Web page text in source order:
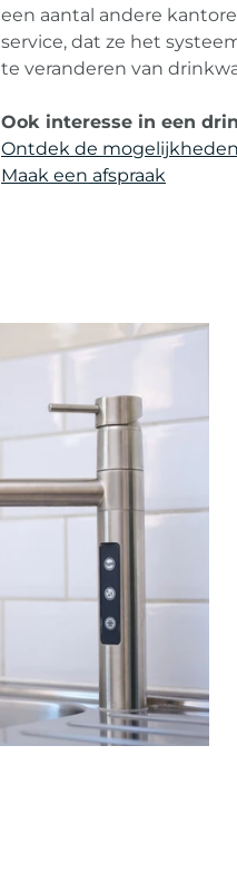
een aantal andere
service, dat ze het
te veranderen van
Ook interesse in een
Ontdek de mogelijkheden
Maak een afspraak